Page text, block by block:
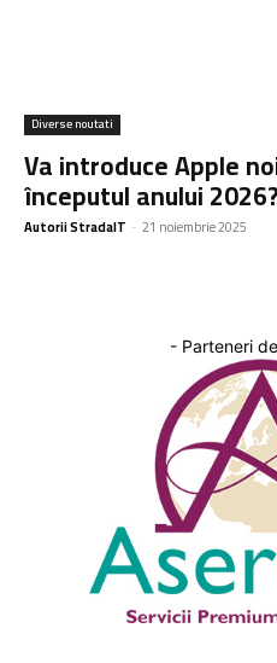
Diverse noutati
Va introduce Apple
începutul anului 2026?
Autorii StradaIT - 21 noiembrie 2025
- Parteneri